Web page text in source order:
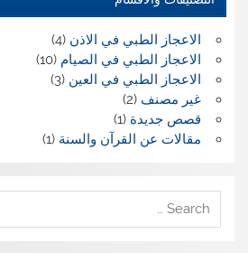
الاعجاز الطبي في الاذن (4)
الاعجاز الطبي في الصيام (10)
الاعجاز الطبي في العين (3)
غير مصنف (2)
قصص جديدة (1)
مقالات عن القرآن والسنة (1)